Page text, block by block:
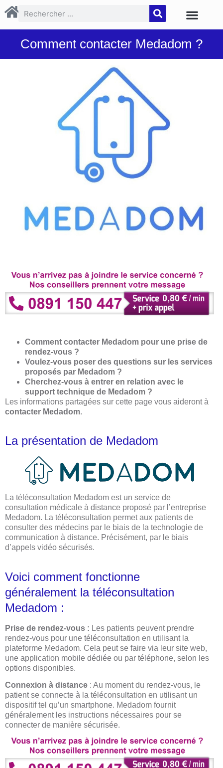
Comment contacter Medadom ?
Comment contacter Medadom pour une prise de
rendez-vous ?
Voulez-vous poser des questions sur les services
proposés par Medadom ?
Cherchez-vous à entrer en relation avec le
support technique de Medadom ?
Les informations partagées sur cette page vous aideront à
contacter Medadom.
La présentation de Medadom
La téléconsultation Medadom est un service de
consultation médicale à distance proposé par l’entreprise
Medadom. La téléconsultation permet aux patients de
consulter des médecins par le biais de la technologie de
communication à distance. Précisément, par le biais
d’appels vidéo sécurisés.
Voici comment fonctionne
généralement la téléconsultation
Medadom :
Prise de rendez-vous : Les patients peuvent prendre
rendez-vous pour une téléconsultation en utilisant la
plateforme Medadom. Cela peut se faire via leur site web,
une application mobile dédiée ou par téléphone, selon les
options disponibles.
Connexion à distance : Au moment du rendez-vous, le
patient se connecte à la téléconsultation en utilisant un
dispositif tel qu’un smartphone. Medadom fournit
généralement les instructions nécessaires pour se
connecter de manière sécurisée.